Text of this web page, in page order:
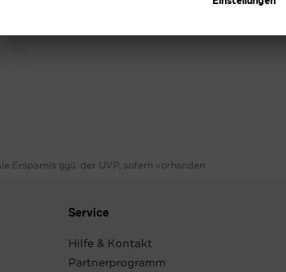
Ersparnis ggü. der UVP, sofern vorhanden
Service
Hilfe & Kontakt
Partnerprogramm